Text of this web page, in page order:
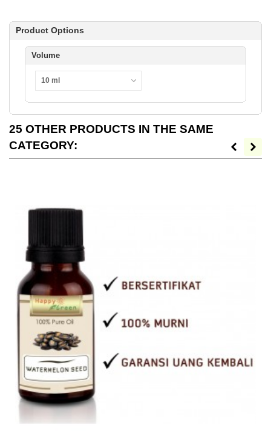
Product Options
Volume
10 ml
25 OTHER PRODUCTS IN THE SAME
CATEGORY: